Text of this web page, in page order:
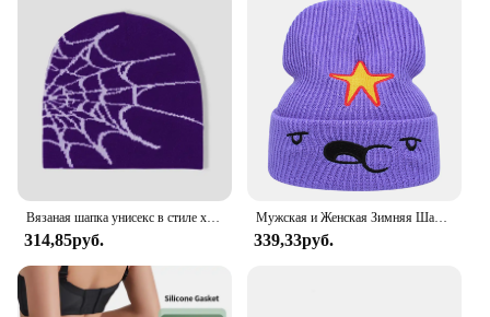
Вязаная шапка унисекс в стиле хип-хоп, Y2K
314,85руб.
Мужская и Женская Зимняя Шапка-бини в стиле хип-хоп
339,33руб.